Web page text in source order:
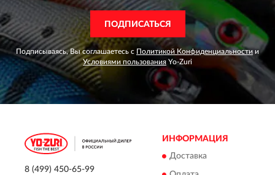
ПОДПИСАТЬСЯ
Подписываясь, Вы соглашаетесь с Политикой Конфиденциальности и
Условиями пользования Yo-Zuri
8 (499) 450-65-99
ИНФОРМАЦИЯ
Доставка